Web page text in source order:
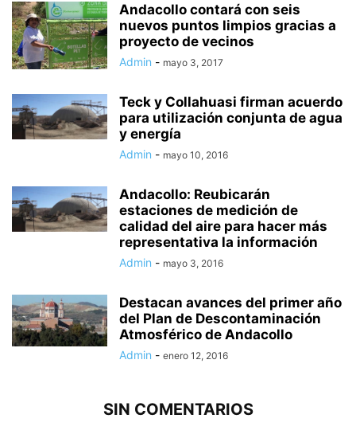
Andacollo contará con seis
nuevos puntos limpios gracias a
proyecto de vecinos
Admin - mayo 3, 2017
Teck y Collahuasi firman acuerdo
para utilización conjunta de agua
y energía
Admin - mayo 10, 2016
Andacollo: Reubicarán
estaciones de medición de
calidad del aire para hacer más
representativa la información
Admin - mayo 3, 2016
Destacan avances del primer año
del Plan de Descontaminación
Atmosférico de Andacollo
Admin - enero 12, 2016
SIN COMENTARIOS